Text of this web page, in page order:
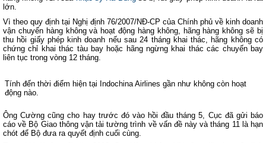
lớn.
Vì theo quy định tại Nghị định 76/2007/NĐ-CP của Chính phủ về kinh doanh
vận chuyển hàng không và hoạt động hàng không, hãng hàng không sẽ bị
thu hồi giấy phép kinh doanh nếu sau 24 tháng khai thác, hãng không có
chứng chỉ khai thác tàu bay hoặc hãng ngừng khai thác các chuyến bay
liên tục trong vòng 12 tháng.
Tính đến thời điểm hiện tại Indochina Airlines gần như không còn hoạt
động nào.
Ông Cường cũng cho hay trước đó vào hồi đầu tháng 5, Cục đã gửi báo
cáo về Bộ Giao thông vận tải tường trình về vấn đề này và tháng 11 là hạn
chót để Bộ đưa ra quyết định cuối cùng.